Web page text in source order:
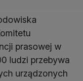
prasowej w
ludzi przebywa
urządzonych